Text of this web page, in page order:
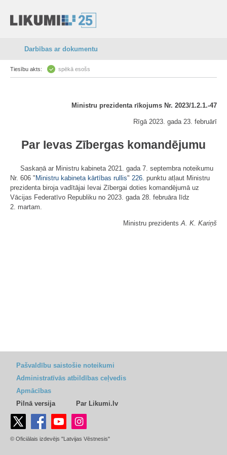
Darbības ar dokumentu
Tiesību akts: spēkā esošs
Ministru prezidenta rīkojums Nr. 2023/1.2.1.-47
Rīgā 2023. gada 23. februārī
Par Ievas Zībergas komandējumu
Saskaņā ar Ministru kabineta 2021. gada 7. septembra noteikumu
Nr. 606 " Ministru kabineta kārtības rullis" 226. punktu atļaut Ministru
prezidenta biroja vadītājai Ievai Zībergai doties komandējumā uz
Vācijas Federatīvo Republiku no 2023. gada 28. februāra līdz
2. martam.
Ministru prezidentsA. K. Kariņš
Pašvaldību saistošie noteikumi
Administratīvās atbildības ceļvedis
Apmācības
Pilnā versija
Par Likumi.lv
© Oficiālais izdevējs "Latvijas Vēstnesis"